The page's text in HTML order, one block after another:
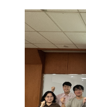
거쳐 어룬춘자치
이어지는 노정을
순록문화 박물관,
넌강과 어얼구나
답사하며 삼림에
변화를 확인했다.
어룬춘족의 수렵
자료를 폭넓게 수